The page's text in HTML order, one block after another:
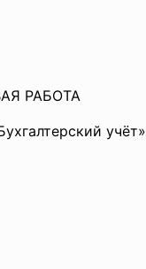
РАБОТА
учёт»